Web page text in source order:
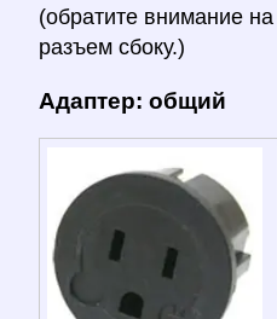
(обратите внимание
разъем сбоку.)
Адаптер: общий